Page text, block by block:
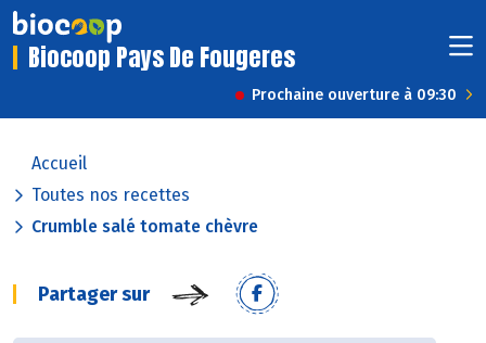
Biocoop Pays De Fougeres
Prochaine ouverture à 09:30
Accueil
Toutes nos recettes
Crumble salé tomate chèvre
Partager sur